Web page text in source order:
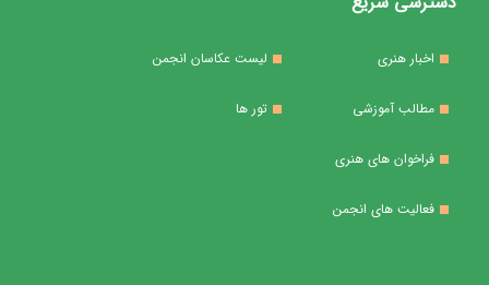
اخبار هنری
مطالب آموزشی
فراخوان های هنری
فعالیت های انجمن
لیست عکاسان انجمن
تور ها